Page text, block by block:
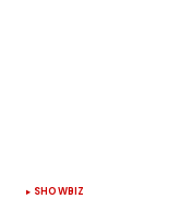
SHOWBIZ